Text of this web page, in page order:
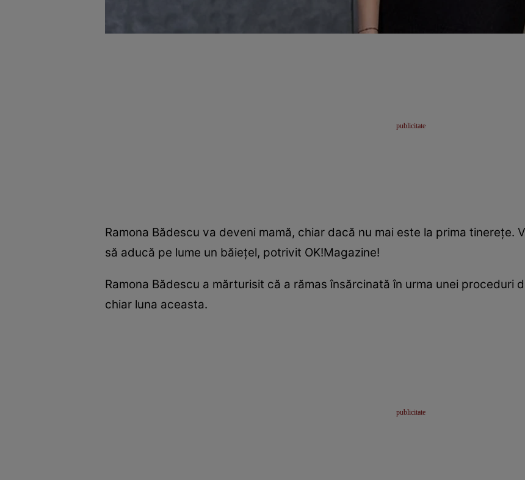
Ramona Bădescu va deveni mamă, chiar dacă nu mai este la prima tinereţe.
să aducă pe lume un băieţel, potrivit OK!Magazine!
Ramona Bădescu a mărturisit că a rămas însărcinată în urma unei proceduri
chiar luna aceasta.